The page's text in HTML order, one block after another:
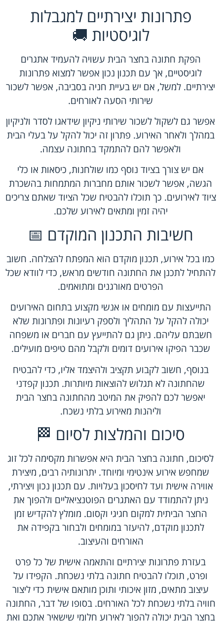
פתרונות יצירתיים למגבלות
לוגיסטיות 🚚
הפקת חתונה בחצר הבית עשויה להעמיד אתגרים
לוגיסטיים, אך עם תכנון נכון אפשר למצוא פתרונות
יצירתיים. למשל, אם יש בעיית חניה בסביבה, אפשר לשכור
שירותי הסעה לאורחים.
אפשר גם לשקול לשכור שירותי ניקיון שידאגו לסדר ולניקיון
במהלך ולאחר האירוע. פתרון זה יכול להקל על בעלי הבית
ולאפשר להם להתמקד בחתונה עצמה.
אם יש צורך בציוד נוסף כמו שולחנות, כיסאות או כלי
הגשה, אפשר לשכור אותם מחברות המתמחות בהשכרת
ציוד לאירועים. כך תוכלו להבטיח שכל הציוד שאתם צריכים
יהיה זמין ומתאים לאירוע שלכם.
חשיבות התכנון המוקדם 📅
כמו בכל אירוע, תכנון מוקדם הוא המפתח להצלחה. חשוב
להתחיל לתכנן את החתונה חודשים מראש, כדי לוודא שכל
הפרטים מאורגנים ומתואמים.
התייעצות עם מומחים או אנשי מקצוע בתחום האירועים
יכולה להקל על התהליך ולספק רעיונות ופתרונות שלא
חשבתם עליהם. ניתן גם להתייעץ עם חברים או משפחה
שכבר הפיקו אירועים דומים ולקבל מהם טיפים מועילים.
בנוסף, חשוב לקבוע תקציב ולהיצמד אליו, כדי להבטיח
שהחתונה לא תגלוש להוצאות מיותרות. תכנון קפדני
יאפשר לכם להפיק את המיטב מהחתונה בחצר הבית
וליהנות מאירוע בלתי נשכח.
סיכום והמלצות לסיום 🏁
לסיכום, חתונה בחצר הבית היא אפשרות מקסימה לכל זוג
שמחפש אירוע אינטימי ומיוחד. יתרונותיה רבים, מיצירת
אווירה אישית ועד לחיסכון בעלויות. עם תכנון נכון ויצירתי,
ניתן להתמודד עם האתגרים הפוטנציאליים ולהפוך את
החצר הביתית למקום חגיגי וקסום. מומלץ להקדיש זמן
לתכנון מוקדם, להיעזר במומחים ולבחור בקפידה את
האורחים והעיצוב.
בעזרת פתרונות יצירתיים והתאמה אישית של כל פרט
ופרט, תוכלו להבטיח חתונה בלתי נשכחת. הקפידו על
עיצוב מתאים, מזון איכותי ותוכן מותאם אישית כדי ליצור
חוויה בלתי נשכחת לכל האורחים. בסופו של דבר, החתונה
בחצר הבית יכולה להפוך לאירוע חלומי שישאיר אתכם ואת